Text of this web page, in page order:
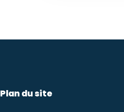
Plan du site